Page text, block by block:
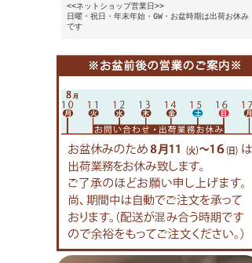
<<ネットショップ営業日>>
日曜・祝日・年末年始・GW・お盆時期は出荷お休み
です